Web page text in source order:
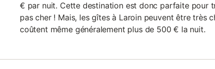
€ par nuit. Cette destination est donc parfaite pour
pas cher ! Mais, les gîtes à Laroin peuvent être très
coûtent même généralement plus de 500 € la nuit.